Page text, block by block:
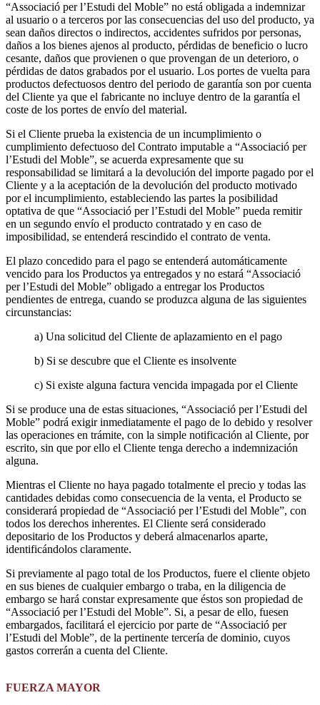
“Associació per l’Estudi del Moble” no está obligada a indemnizar
al usuario o a terceros por las consecuencias del uso del producto, ya
sean daños directos o indirectos, accidentes sufridos por personas,
daños a los bienes ajenos al producto, pérdidas de beneficio o lucro
cesante, daños que provienen o que provengan de un deterioro, o
pérdidas de datos grabados por el usuario. Los portes de vuelta para
productos defectuosos dentro del periodo de garantía son por cuenta
del Cliente ya que el fabricante no incluye dentro de la garantía el
coste de los portes de envío del material.
Si el Cliente prueba la existencia de un incumplimiento o
cumplimiento defectuoso del Contrato imputable a “Associació per
l’Estudi del Moble”, se acuerda expresamente que su
responsabilidad se limitará a la devolución del importe pagado por el
Cliente y a la aceptación de la devolución del producto motivado
por el incumplimiento, estableciendo las partes la posibilidad
optativa de que “Associació per l’Estudi del Moble” pueda remitir
en un segundo envío el producto contratado y en caso de
imposibilidad, se entenderá rescindido el contrato de venta.
El plazo concedido para el pago se entenderá automáticamente
vencido para los Productos ya entregados y no estará “Associació
per l’Estudi del Moble” obligado a entregar los Productos
pendientes de entrega, cuando se produzca alguna de las siguientes
circunstancias:
a) Una solicitud del Cliente de aplazamiento en el pago
b) Si se descubre que el Cliente es insolvente
c) Si existe alguna factura vencida impagada por el Cliente
Si se produce una de estas situaciones, “Associació per l’Estudi del
Moble” podrá exigir inmediatamente el pago de lo debido y resolver
las operaciones en trámite, con la simple notificación al Cliente, por
escrito, sin que por ello el Cliente tenga derecho a indemnización
alguna.
Mientras el Cliente no haya pagado totalmente el precio y todas las
cantidades debidas como consecuencia de la venta, el Producto se
considerará propiedad de “Associació per l’Estudi del Moble”, con
todos los derechos inherentes. El Cliente será considerado
depositario de los Productos y deberá almacenarlos aparte,
identificándolos claramente.
Si previamente al pago total de los Productos, fuere el cliente objeto
en sus bienes de cualquier embargo o traba, en la diligencia de
embargo se hará constar expresamente que éstos son propiedad de
“Associació per l’Estudi del Moble”. Si, a pesar de ello, fuesen
embargados, facilitará el ejercicio por parte de “Associació per
l’Estudi del Moble”, de la pertinente tercería de dominio, cuyos
gastos correrán a cuenta del Cliente.
FUERZA MAYOR